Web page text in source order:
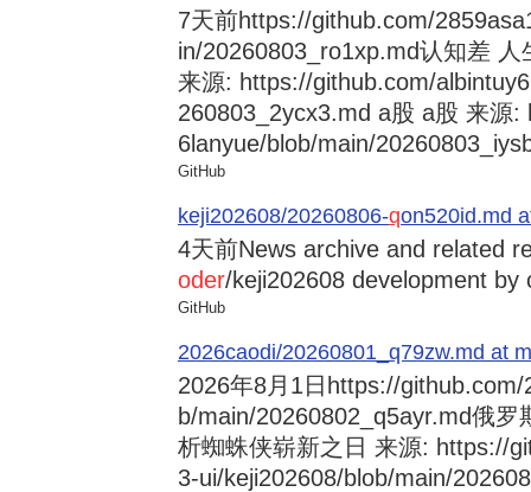
7天前https://github.com/
in/20260803_ro1xp.md认知差
来源: https://github.com/
260803_2ycx3.md a股 a股 来源
6lanyue/blob/main/
GitHub
keji202608/20260806-qon520id.md
4天前News archive and related
oder/keji202608 development
GitHub
2026caodi/20260801_q79zw.md at
2026年8月1日https://github.com/
b/main/20260802_q5ayr.md俄
析蜘蛛侠崭新之日 来源: https://
3-ui/keji202608/blob/main/